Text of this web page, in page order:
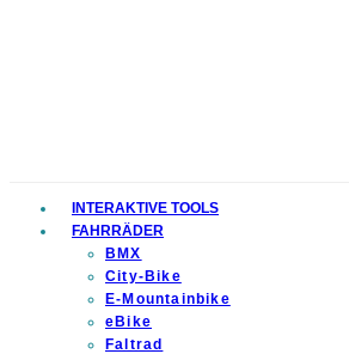
INTERAKTIVE TOOLS
FAHRRÄDER
BMX
City-Bike
E-Mountainbike
eBike
Faltrad